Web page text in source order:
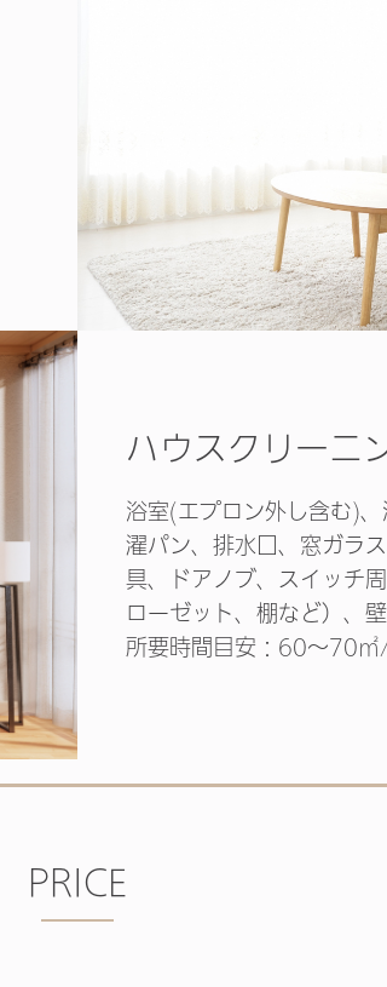
ハウスクリーニ
浴室(エプロン外し含む)
濯パン、排水口、窓ガラ
具、ドアノブ、スイッチ
ローゼット、棚など）、
所要時間目安：60～70
PRICE